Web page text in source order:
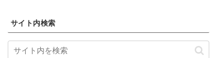
サイト内検索